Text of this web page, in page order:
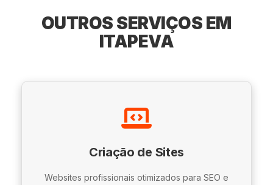
OUTROS SERVIÇOS EM
ITAPEVA
Criação de Sites
Websites profissionais otimizados para SEO e